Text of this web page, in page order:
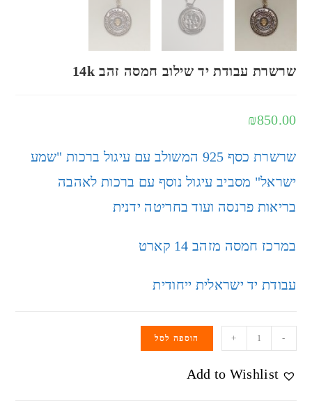
שרשרת עבודת יד שילוב חמסה זהב 14k
₪850.00
שרשרת כסף 925 המשולב עם עיגול ברכות "שמע
ישראל" מסביב עיגול נוסף עם ברכות לאהבה
בריאות פרנסה ועוד בחריטה ידנית
במרכז חמסה מזהב 14 קארט
עבודת יד ישראלית ייחודית
-
+ הוספה לסל
Add to Wishlist